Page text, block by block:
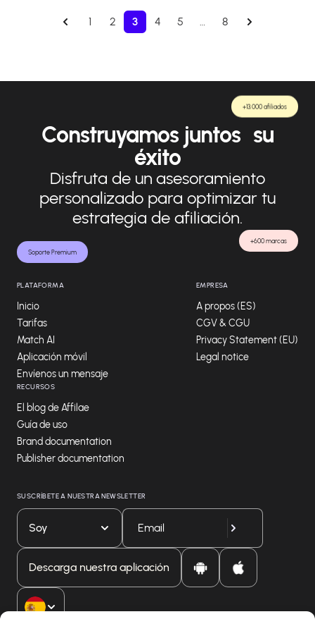
1 2 3 4 5 … 8
Soporte Premium
+600 marcas
+13.000 afiliados
Construyamos juntos su
éxito
Disfruta de un asesoramiento
personalizado para optimizar tu
estrategia de afiliación.
PLATAFORMA
Inicio
Tarifas
Match AI
Aplicación móvil
Envíenos un mensaje
EMPRESA
A propos (ES)
CGV & CGU
Privacy Statement (EU)
Legal notice
RECURSOS
El blog de Affilae
Guía de uso
Brand documentation
Publisher documentation
SUSCRÍBETE A NUESTRA NEWSLETTER
Soy
Descarga nuestra aplicación